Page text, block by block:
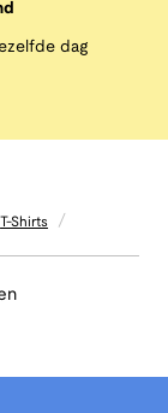
dag
T-Shirts /